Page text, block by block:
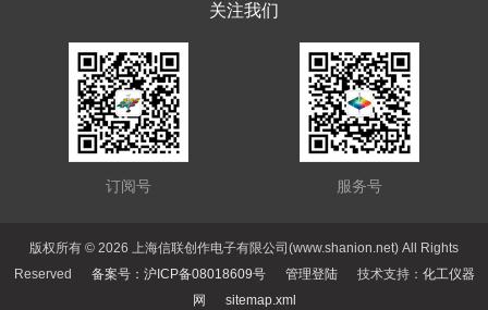
关注我们
订阅号 服务号
版权所有 © 2026 上海信联创作电子有限公司(www.shanion.net) All Rights
Reserved 备案号：沪ICP备08018609号 管理登陆技术支持： 化工仪器
网
sitemap.xml